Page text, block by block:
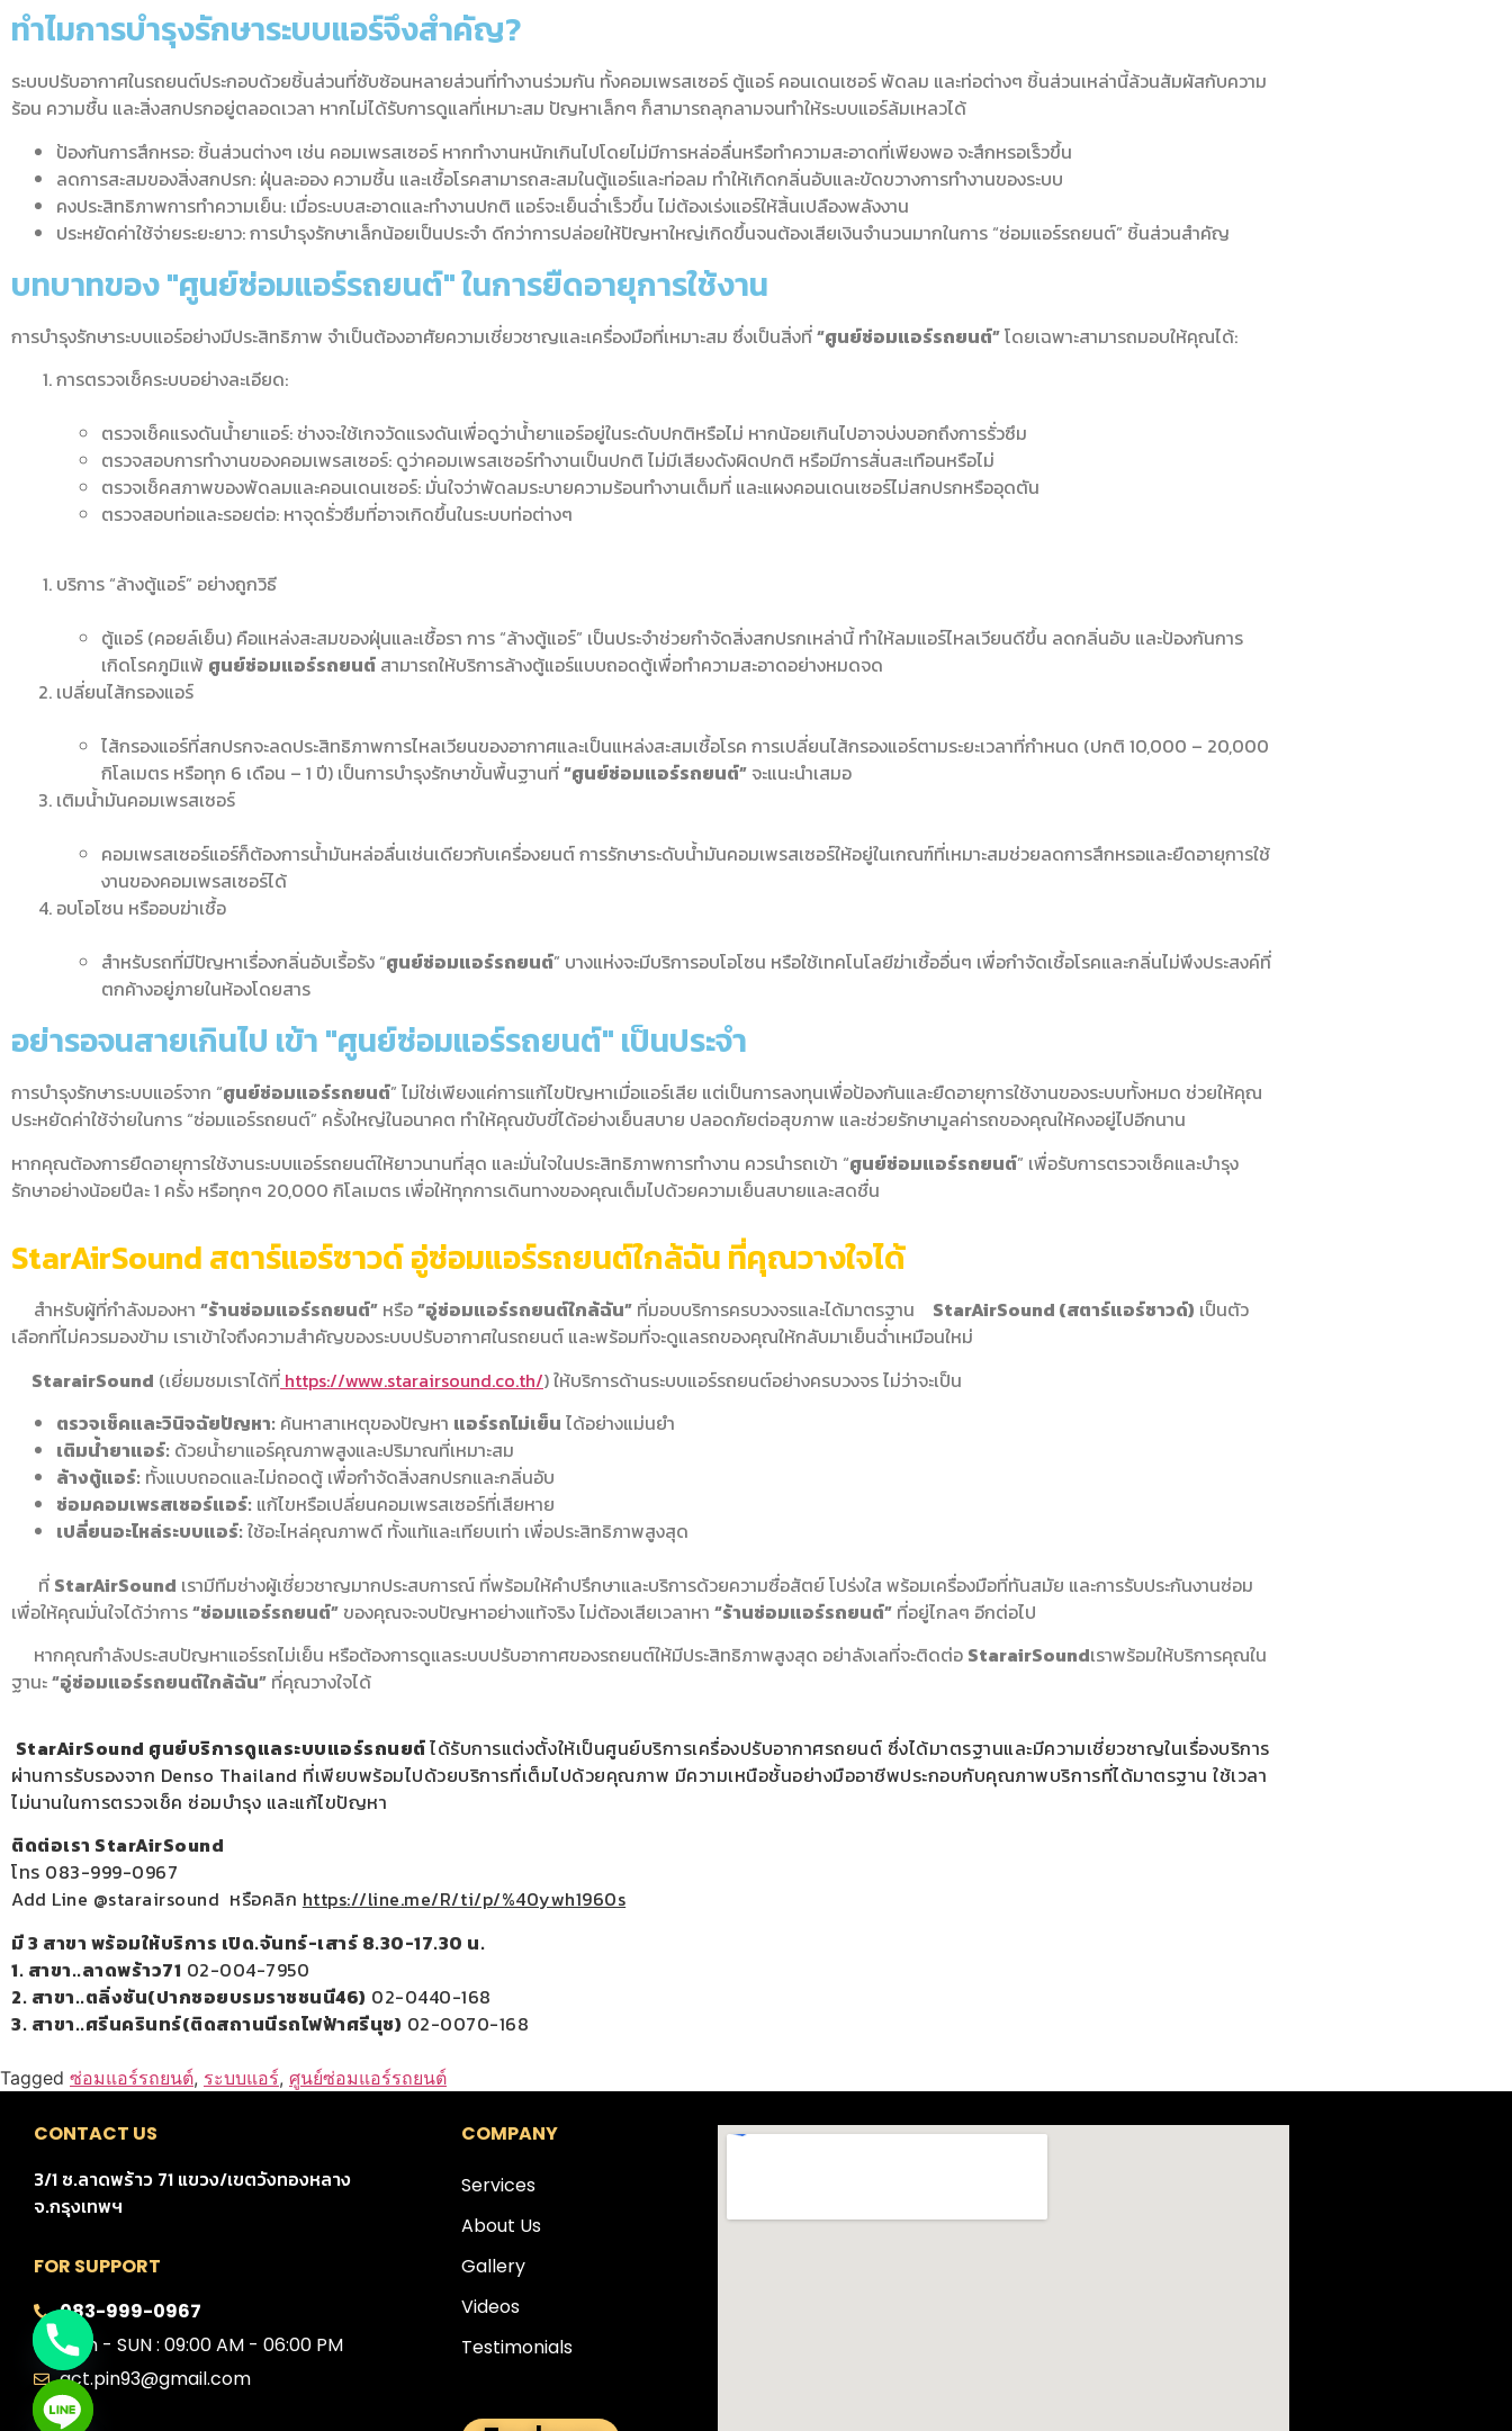
ทำไมการบำรุงรักษาระบบแอร์จึงสำคัญ?
ระบบปรับอากาศในรถยนต์ประกอบด้วยชิ้นส่วนที่ซับซ้อนหลายส่วนที่ทำงานร่วมกัน ทั้งคอมเพรสเซอร์ ตู้แอร์ คอนเดนเซอร์ พัดลม และท่อต่างๆ ชิ้นส่วนเหล่านี้ล้วนสัมผัสกับความ
ร้อน ความชื้น และสิ่งสกปรกอยู่ตลอดเวลา หากไม่ได้รับการดูแลที่เหมาะสม ปัญหาเล็กๆ ก็สามารถลุกลามจนทำให้ระบบแอร์ล้มเหลวได้
ป้องกันการสึกหรอ: ชิ้นส่วนต่างๆ เช่น คอมเพรสเซอร์ หากทำงานหนักเกินไปโดยไม่มีการหล่อลื่นหรือทำความสะอาดที่เพียงพอ จะสึกหรอเร็วขึ้น
ลดการสะสมของสิ่งสกปรก: ฝุ่นละออง ความชื้น และเชื้อโรคสามารถสะสมในตู้แอร์และท่อลม ทำให้เกิดกลิ่นอับและขัดขวางการทำงานของระบบ
คงประสิทธิภาพการทำความเย็น: เมื่อระบบสะอาดและทำงานปกติ แอร์จะเย็นฉ่ำเร็วขึ้น ไม่ต้องเร่งแอร์ให้สิ้นเปลืองพลังงาน
ประหยัดค่าใช้จ่ายระยะยาว: การบำรุงรักษาเล็กน้อยเป็นประจำ ดีกว่าการปล่อยให้ปัญหาใหญ่เกิดขึ้นจนต้องเสียเงินจำนวนมากในการ “ซ่อมแอร์รถยนต์” ชิ้นส่วนสำคัญ
บทบาทของ "ศูนย์ซ่อมแอร์รถยนต์" ในการยืดอายุการใช้งาน
การบำรุงรักษาระบบแอร์อย่างมีประสิทธิภาพ จำเป็นต้องอาศัยความเชี่ยวชาญและเครื่องมือที่เหมาะสม ซึ่งเป็นสิ่งที่“ศูนย์ซ่อมแอร์รถยนต์”โดยเฉพาะสามารถมอบให้คุณได้:
การตรวจเช็คระบบอย่างละเอียด:
ตรวจเช็คแรงดันน้ำยาแอร์: ช่างจะใช้เกจวัดแรงดันเพื่อดูว่าน้ำยาแอร์อยู่ในระดับปกติหรือไม่ หากน้อยเกินไปอาจบ่งบอกถึงการรั่วซึม
ตรวจสอบการทำงานของคอมเพรสเซอร์: ดูว่าคอมเพรสเซอร์ทำงานเป็นปกติ ไม่มีเสียงดังผิดปกติ หรือมีการสั่นสะเทือนหรือไม่
ตรวจเช็คสภาพของพัดลมและคอนเดนเซอร์: มั่นใจว่าพัดลมระบายความร้อนทำงานเต็มที่ และแผงคอนเดนเซอร์ไม่สกปรกหรืออุดตัน
ตรวจสอบท่อและรอยต่อ: หาจุดรั่วซึมที่อาจเกิดขึ้นในระบบท่อต่างๆ
บริการ “ล้างตู้แอร์” อย่างถูกวิธี
ตู้แอร์ (คอยล์เย็น) คือแหล่งสะสมของฝุ่นและเชื้อรา การ “ล้างตู้แอร์” เป็นประจำช่วยกำจัดสิ่งสกปรกเหล่านี้ ทำให้ลมแอร์ไหลเวียนดีขึ้น ลดกลิ่นอับ และป้องกันการ
เกิดโรคภูมิแพ้ ศูนย์ซ่อมแอร์รถยนต์ สามารถให้บริการล้างตู้แอร์แบบถอดตู้เพื่อทำความสะอาดอย่างหมดจด
เปลี่ยนไส้กรองแอร์
ไส้กรองแอร์ที่สกปรกจะลดประสิทธิภาพการไหลเวียนของอากาศและเป็นแหล่งสะสมเชื้อโรค การเปลี่ยนไส้กรองแอร์ตามระยะเวลาที่กำหนด (ปกติ 10,000 – 20,000
กิโลเมตร หรือทุก 6 เดือน – 1 ปี) เป็นการบำรุงรักษาขั้นพื้นฐานที่“ศูนย์ซ่อมแอร์รถยนต์” จะแนะนำเสมอ
เติมน้ำมันคอมเพรสเซอร์
คอมเพรสเซอร์แอร์ก็ต้องการน้ำมันหล่อลื่นเช่นเดียวกับเครื่องยนต์ การรักษาระดับน้ำมันคอมเพรสเซอร์ให้อยู่ในเกณฑ์ที่เหมาะสมช่วยลดการสึกหรอและยืดอายุการใช้
งานของคอมเพรสเซอร์ได้
อบโอโซน หรืออบฆ่าเชื้อ
สำหรับรถที่มีปัญหาเรื่องกลิ่นอับเรื้อรัง “ศูนย์ซ่อมแอร์รถยนต์” บางแห่งจะมีบริการอบโอโซน หรือใช้เทคโนโลยีฆ่าเชื้ออื่นๆ เพื่อกำจัดเชื้อโรคและกลิ่นไม่พึงประสงค์ที่
ตกค้างอยู่ภายในห้องโดยสาร
อย่ารอจนสายเกินไป เข้า "ศูนย์ซ่อมแอร์รถยนต์" เป็นประจำ
การบำรุงรักษาระบบแอร์จาก “ศูนย์ซ่อมแอร์รถยนต์” ไม่ใช่เพียงแค่การแก้ไขปัญหาเมื่อแอร์เสีย แต่เป็นการลงทุนเพื่อป้องกันและยืดอายุการใช้งานของระบบทั้งหมด ช่วยให้คุณ
ประหยัดค่าใช้จ่ายในการ “ซ่อมแอร์รถยนต์” ครั้งใหญ่ในอนาคต ทำให้คุณขับขี่ได้อย่างเย็นสบาย ปลอดภัยต่อสุขภาพ และช่วยรักษามูลค่ารถของคุณให้คงอยู่ไปอีกนาน
หากคุณต้องการยืดอายุการใช้งานระบบแอร์รถยนต์ให้ยาวนานที่สุด และมั่นใจในประสิทธิภาพการทำงาน ควรนำรถเข้า “ศูนย์ซ่อมแอร์รถยนต์” เพื่อรับการตรวจเช็คและบำรุง
รักษาอย่างน้อยปีละ 1 ครั้ง หรือทุกๆ 20,000 กิโลเมตร เพื่อให้ทุกการเดินทางของคุณเต็มไปด้วยความเย็นสบายและสดชื่น
StarAirSound สตาร์แอร์ซาวด์ อู่ซ่อมแอร์รถยนต์ใกล้ฉัน ที่คุณวางใจได้
สำหรับผู้ที่กำลังมองหา “ร้านซ่อมแอร์รถยนต์” หรือ“อู่ซ่อมแอร์รถยนต์ใกล้ฉัน” ที่มอบบริการครบวงจรและได้มาตรฐาน StarAirSound (สตาร์แอร์ซาวด์) เป็นตัว
เลือกที่ไม่ควรมองข้าม เราเข้าใจถึงความสำคัญของระบบปรับอากาศในรถยนต์ และพร้อมที่จะดูแลรถของคุณให้กลับมาเย็นฉ่ำเหมือนใหม่
StarairSound (เยี่ยมชมเราได้ที่ https://www.starairsound.co.th/) ให้บริการด้านระบบแอร์รถยนต์อย่างครบวงจร ไม่ว่าจะเป็น
ตรวจเช็คและวินิจฉัยปัญหา: ค้นหาสาเหตุของปัญหา แอร์รถไม่เย็น ได้อย่างแม่นยำ
เติมน้ำยาแอร์: ด้วยน้ำยาแอร์คุณภาพสูงและปริมาณที่เหมาะสม
ล้างตู้แอร์: ทั้งแบบถอดและไม่ถอดตู้ เพื่อกำจัดสิ่งสกปรกและกลิ่นอับ
ซ่อมคอมเพรสเซอร์แอร์: แก้ไขหรือเปลี่ยนคอมเพรสเซอร์ที่เสียหาย
เปลี่ยนอะไหล่ระบบแอร์: ใช้อะไหล่คุณภาพดี ทั้งแท้และเทียบเท่า เพื่อประสิทธิภาพสูงสุด
ที่ StarAirSound เรามีทีมช่างผู้เชี่ยวชาญมากประสบการณ์ ที่พร้อมให้คำปรึกษาและบริการด้วยความซื่อสัตย์ โปร่งใส พร้อมเครื่องมือที่ทันสมัย และการรับประกันงานซ่อม
เพื่อให้คุณมั่นใจได้ว่าการ“ซ่อมแอร์รถยนต์” ของคุณจะจบปัญหาอย่างแท้จริง ไม่ต้องเสียเวลาหา “ร้านซ่อมแอร์รถยนต์” ที่อยู่ไกลๆ อีกต่อไป
หากคุณกำลังประสบปัญหาแอร์รถไม่เย็น หรือต้องการดูแลระบบปรับอากาศของรถยนต์ให้มีประสิทธิภาพสูงสุด อย่าลังเลที่จะติดต่อ StarairSoundเราพร้อมให้บริการคุณใน
ฐานะ“อู่ซ่อมแอร์รถยนต์ใกล้ฉัน” ที่คุณวางใจได้
StarAirSound ศูนย์บริการดูแลระบบแอร์รถนยต์ได้รับการแต่งตั้งให้เป็นศูนย์บริการเครื่องปรับอากาศรถยนต์ ซึ่งได้มาตรฐานและมีความเชี่ยวชาญในเรื่องบริการ
ผ่านการรับรองจาก Denso Thailand ที่เพียบพร้อมไปด้วยบริการที่เต็มไปด้วยคุณภาพ มีความเหนือชั้นอย่างมืออาชีพประกอบกับคุณภาพบริการที่ได้มาตรฐาน ใช้เวลา
ไม่นานในการตรวจเช็ค ซ่อมบำรุง และแก้ไขปัญหา
ติดต่อเรา StarAirSound
โทร 083-999-0967
Add Line @starairsound หรือคลิก https://line.me/R/ti/p/%40ywh1960s
มี 3 สาขา พร้อมให้บริการ เปิด.จันทร์-เสาร์ 8.30-17.30 น.
1. สาขา..ลาดพร้าว71 02-004-7950
2. สาขา..ตลิ่งชัน(ปากซอยบรมราชชนนี46) 02-0440-168
3. สาขา..ศรีนครินทร์(ติดสถานนีรถไฟฟ้าศรีนุช) 02-0070-168
Tagged ซ่อมแอร์รถยนต์, ระบบแอร์, ศูนย์ซ่อมแอร์รถยนต์
CONTACT US
3/1 ซ.ลาดพร้าว 71 แขวง/เขตวังทองหลาง
จ.กรุงเทพฯ
FOR SUPPORT
083-999-0967
Mon - SUN : 09:00 AM - 06:00 PM
act.pin93@gmail.com
COMPANY
Services
About Us
Gallery
Videos
Testimonials